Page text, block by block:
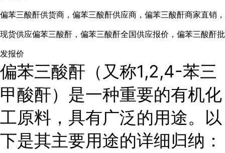
偏苯三酸酐供货商，偏苯三酸酐供应商，偏苯三酸酐商家直销，
现货供应偏苯三酸酐，偏苯三酸酐全国供应报价，偏苯三酸酐批
发报价
偏苯三酸酐（又称1,2,4-苯三
甲酸酐）是一种重要的有机化
工原料，具有广泛的用途。以
下是其主要用途的详细归纳：